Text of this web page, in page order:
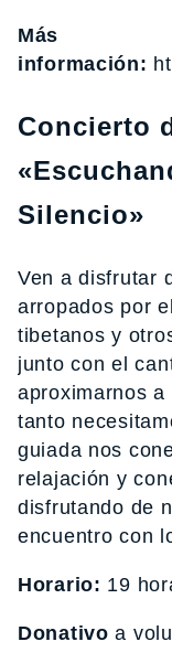
Más
información:
Concierto
Silencio»
Ven a disfrutar
arropados por
tibetanos y
junto con el
aproximarnos
tanto
guiada nos
relajación y
disfrutando de
encuentro con
Horario: 19
Donativo a